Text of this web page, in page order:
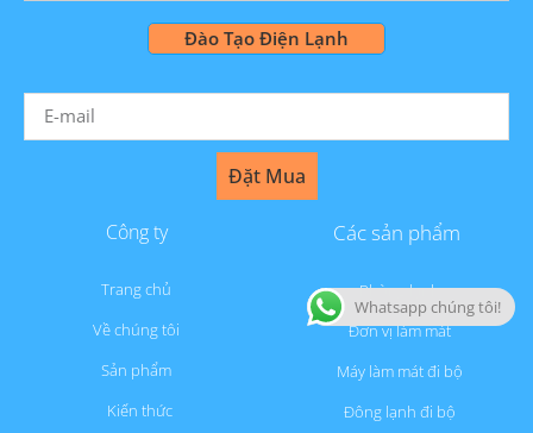
Đào Tạo Điện Lạnh
Đặt Mua
Công ty
Trang chủ
Về chúng tôi
Sản phẩm
Kiến thức
Các sản phẩm
Phòng lạnh
Đơn vị làm mát
Máy làm mát đi bộ
Đông lạnh đi bộ
Whatsapp chúng tôi!